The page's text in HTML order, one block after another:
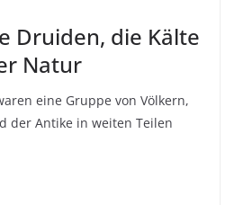
Druiden, die Kälte
Natur
eine Gruppe von Völkern,
der Antike in weiten Teilen